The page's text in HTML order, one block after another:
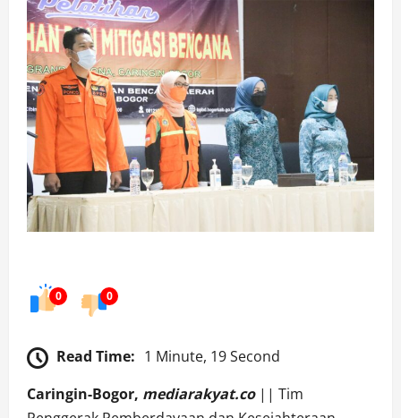
0 0
Read Time: 1 Minute, 19 Second
Caringin-Bogor, mediarakyat.co|| Tim